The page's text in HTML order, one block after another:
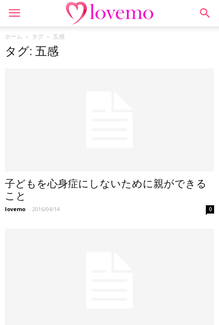
ホーム タグ 五感
タグ: 五感
子どもを心身症にしないために親ができる
こと
lovemo - 2016/04/14 0